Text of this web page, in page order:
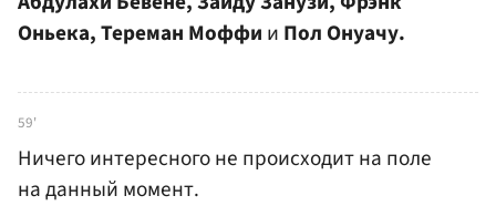
Оньека, Тереман Моффи и Пол Онуачу.
59'
Ничего интересного не происходит на поле
на данный момент.